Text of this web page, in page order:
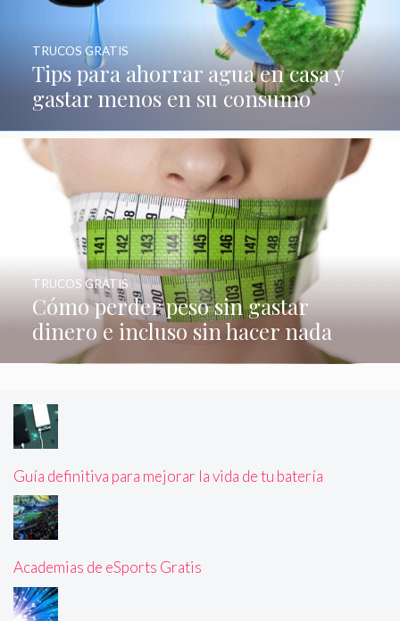
Tips para ahorrar agua en casa y
gastar menos en su consumo
TRUCOS GRATIS
Cómo perder peso sin gastar
dinero e incluso sin hacer nada
TRUCOS GRATIS
Guía definitiva para mejorar la vida de tu batería
Academias de eSports Gratis